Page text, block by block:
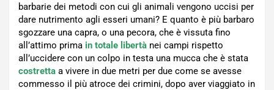
barbarie dei metodi con cui gli animali vengono uccisi per
dare nutrimento agli esseri umani? E quanto è più barbaro
sgozzare una capra, o una pecora, che è vissuta fino
all’attimo prima in totale libertà nei campi rispetto
all’uccidere con un colpo in testa una mucca che è stata
costretta a vivere in due metri per due come se avesse
commesso il più atroce dei crimini, dopo aver viaggiato in